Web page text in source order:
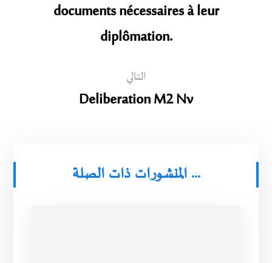
documents nécessaires à leur
diplômation.
التالي
Deliberation M2 Nv
المنشورات ذات الصلة ...